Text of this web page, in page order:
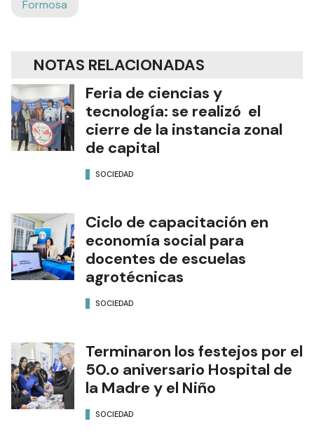
Formosa
NOTAS RELACIONADAS
Feria de ciencias y
tecnología: se realizó el
cierre de la instancia zonal
de capital
SOCIEDAD
Ciclo de capacitación en
economía social para
docentes de escuelas
agrotécnicas
SOCIEDAD
Terminaron los festejos por el
50.o aniversario Hospital de
la Madre y el Niño
SOCIEDAD